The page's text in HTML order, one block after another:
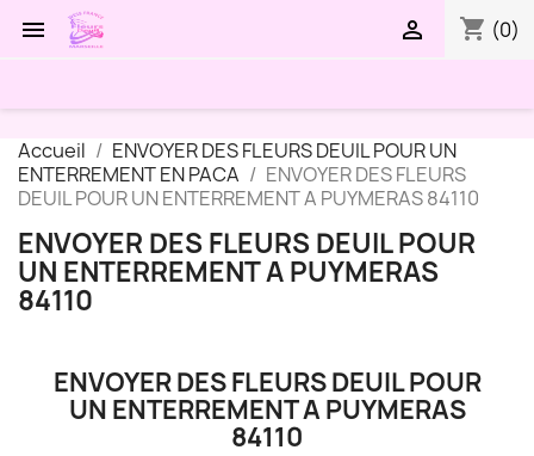
 shopping_cart (0)

Accueil
ENVOYER DES FLEURS DEUIL POUR UN
ENTERREMENT EN PACA
ENVOYER DES FLEURS
DEUIL POUR UN ENTERREMENT A PUYMERAS 84110
ENVOYER DES FLEURS DEUIL POUR
UN ENTERREMENT A PUYMERAS
84110
ENVOYER DES FLEURS DEUIL POUR
UN ENTERREMENT A PUYMERAS
84110